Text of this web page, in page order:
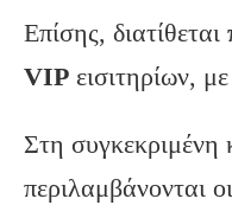
Επίσης, διατίθεται
VIP εισιτηρίων,
Στη συγκεκριμένη
περιλαμβάνονται